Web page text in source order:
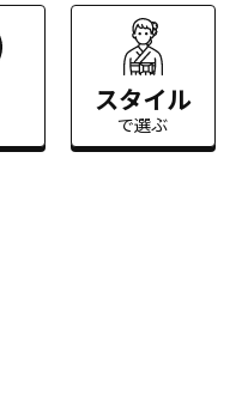
スタイル
で選ぶ